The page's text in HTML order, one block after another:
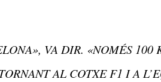
VA DIR. «NOMÉS 100
AL COTXE F1 I A